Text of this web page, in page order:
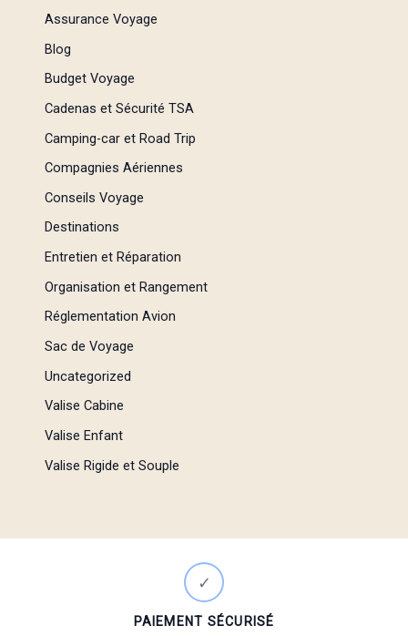
Assurance Voyage
Blog
Budget Voyage
Cadenas et Sécurité TSA
Camping-car et Road Trip
Compagnies Aériennes
Conseils Voyage
Destinations
Entretien et Réparation
Organisation et Rangement
Réglementation Avion
Sac de Voyage
Uncategorized
Valise Cabine
Valise Enfant
Valise Rigide et Souple
✓
PAIEMENT SÉCURISÉ